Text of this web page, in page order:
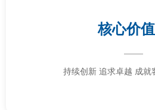
核心价
——
持续创新 追求卓越 成就